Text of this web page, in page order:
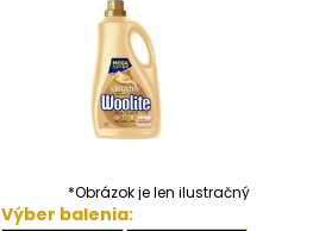
*Obrázok je len ilustračný
Výber balenia: